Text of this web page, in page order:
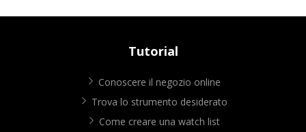
Tutorial
Conoscere il negozio online
Trova lo strumento desiderato
Come creare una watch list